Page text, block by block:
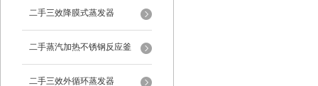
二手三效降膜式蒸发器
二手蒸汽加热不锈钢反应釜
二手三效外循环蒸发器